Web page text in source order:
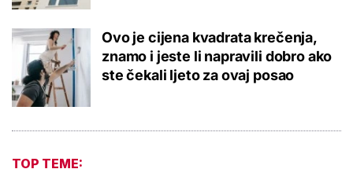
Ovo je cijena kvadrata krečenja,
znamo i jeste li napravili dobro ako
ste čekali ljeto za ovaj posao
TOP TEME: